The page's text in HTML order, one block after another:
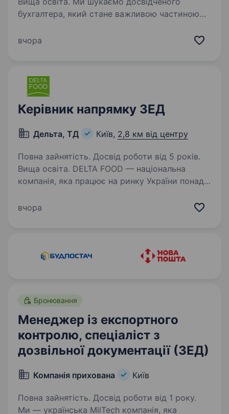
бухгалтера, який стане важливою частиною
бухгалтерський і податковий облік компанії.
вчора
Керівник напрямку ЗЕД
Дельта, ТД Київ, 2,8 км від центру
Повна зайнятість. Досвід роботи від 5 років.
Вища освіта. DELTA FOOD — національна
компанія, яка працює на ринку України понад
майонезів, соусів, кетчупів, гірчиці
вчора
Бронювання
Менеджер із експортного
контролю, спеціаліст з
дозвільної документації (ЗЕД)
Компанія прихована Київ
Повна зайнятість. Досвід роботи від 1 року.
Ми — українська MilTech компанія, яка